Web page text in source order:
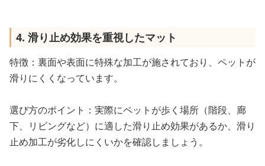
4. 滑り止め効果を重視したマット
特徴：裏面や表面に特殊な加工が施されており、ペットが
滑りにくくなっています。
選び方のポイント：実際にペットが歩く場所（階段、廊
下、リビングなど）に適した滑り止め効果があるか、滑り
止め加工が劣化しにくいかを確認しましょう。